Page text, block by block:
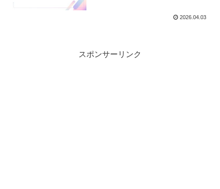
2026.04.03
スポンサーリンク